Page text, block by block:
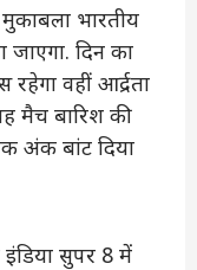
भारतीय
दिन का
वहीं आर्द्रता
मैच बारिश की
अंक बांट दिया
सुपर 8 में